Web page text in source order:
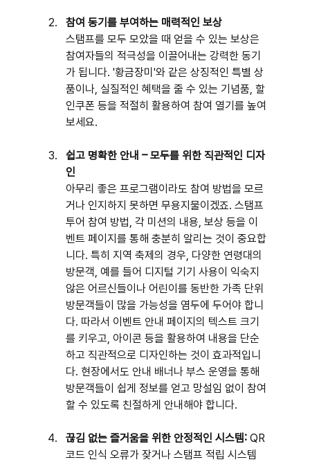
참여 동기를 부여하는 매력적인 보상
스탬프를 모두 모았을 때 얻을 수 있는 보상은
참여자들의 적극성을 이끌어내는 강력한 동기
가 됩니다. '황금장미'와 같은 상징적인 특별 상
품이나, 실질적인 혜택을 줄 수 있는 기념품, 할
인쿠폰 등을 적절히 활용하여 참여 열기를 높여
보세요.
쉽고 명확한 안내 – 모두를 위한 직관적인 디자
인
아무리 좋은 프로그램이라도 참여 방법을 모르
거나 인지하지 못하면 무용지물이겠죠. 스탬프
투어 참여 방법, 각 미션의 내용, 보상 등을 이
벤트 페이지를 통해 충분히 알리는 것이 중요합
니다. 특히 지역 축제의 경우, 다양한 연령대의
방문객, 예를 들어 디지털 기기 사용이 익숙지
않은 어르신들이나 어린이를 동반한 가족 단위
방문객들이 많을 가능성을 염두에 두어야 합니
다. 따라서 이벤트 안내 페이지의 텍스트 크기
를 키우고, 아이콘 등을 활용하여 내용을 단순
하고 직관적으로 디자인하는 것이 효과적입니
다. 현장에서도 안내 배너나 부스 운영을 통해
방문객들이 쉽게 정보를 얻고 망설임 없이 참여
할 수 있도록 친절하게 안내해야 합니다.
끊김 없는 즐거움을 위한 안정적인 시스템: QR
코드 인식 오류가 잦거나 스탬프 적립 시스템